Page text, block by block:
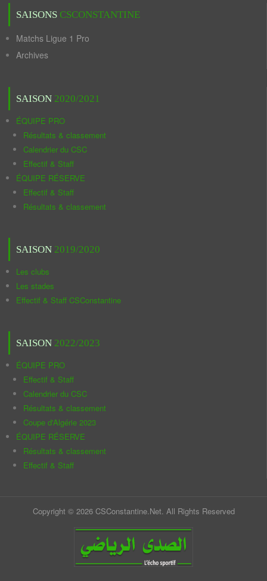
SAISONS CSCONSTANTINE
Matchs Ligue 1 Pro
Archives
SAISON 2020/2021
ÉQUIPE PRO
Résultats & classement
Calendrier du CSC
Effectif & Staff
ÉQUIPE RÉSERVE
Effectif & Staff
Résultats & classement
SAISON 2019/2020
Les clubs
Les stades
Effectif & Staff CSConstantine
SAISON 2022/2023
ÉQUIPE PRO
Effectif & Staff
Calendrier du CSC
Résultats & classement
Coupe d'Algérie 2023
ÉQUIPE RÉSERVE
Résultats & classement
Effectif & Staff
Copyright © 2026 CSConstantine.Net. All Rights Reserved